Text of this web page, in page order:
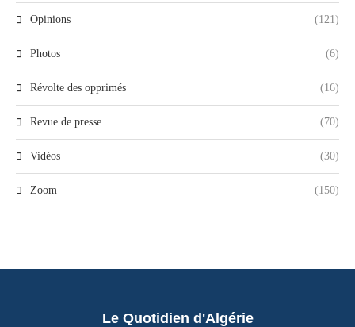
Opinions (121)
Photos (6)
Révolte des opprimés (16)
Revue de presse (70)
Vidéos (30)
Zoom (150)
Le Quotidien d'Algérie